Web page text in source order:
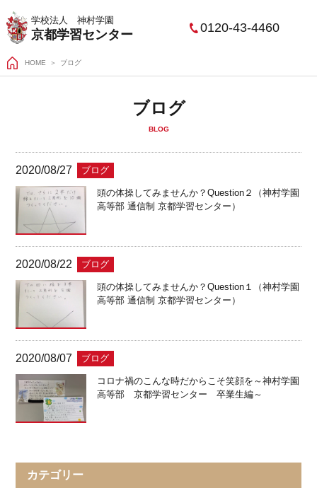
学校法人 神村学園
京都学習センター 0120-43-4460
HOME ブログ
ブログ
BLOG
2020/08/27 ブログ
頭の体操してみませんか？Question２（神村学園
高等部 通信制 京都学習センター）
2020/08/22 ブログ
頭の体操してみませんか？Question１（神村学園
高等部 通信制 京都学習センター）
2020/08/07 ブログ
コロナ禍のこんな時だからこそ笑顔を～神村学園
高等部 京都学習センター 卒業生編～
カテゴリー